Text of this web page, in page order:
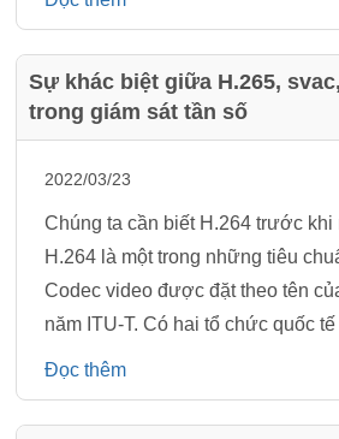
Sự khác biệt giữa H.265,
trong giám sát tần số
2022/03/23
Chúng ta cần biết H.264 trước khi
H.264 là một trong những tiêu
Codec video được đặt theo tên
năm ITU-T. Có hai tổ chức quốc tế
Đọc thêm